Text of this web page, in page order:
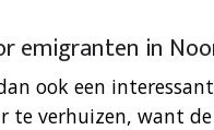
emigranten in
ook een
te verhuizen, want